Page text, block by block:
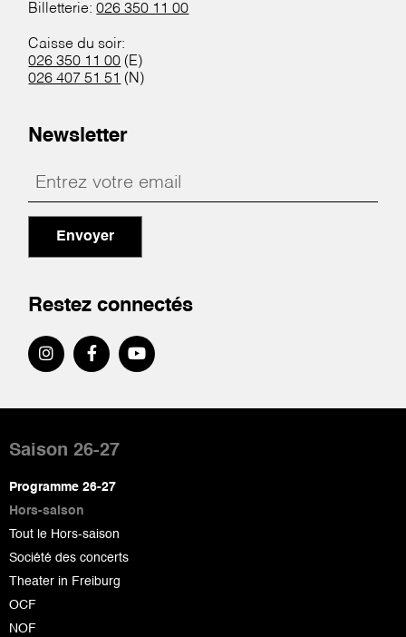
Billetterie:026 350 11 00
Caisse du soir:
026 350 11 00 (E)
026 407 51 51 (N)
Newsletter
Envoyer
Restez connectés
de
page
Saison 26-27
Programme 26-27
Hors-saison
Tout le Hors-saison
Société des concerts
Theater in Freiburg
OCF
NOF